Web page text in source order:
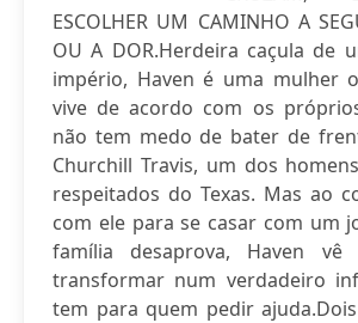
ESCOLHER UM CAMINHO A
OU A DOR.Herdeira caçula de
império, Haven é uma mulher
vive de acordo com os
não tem medo de bater de
Churchill Travis, um dos
respeitados do Texas. Mas ao
com ele para se casar com um
família desaprova, Haven
transformar num verdadeiro
tem para quem pedir